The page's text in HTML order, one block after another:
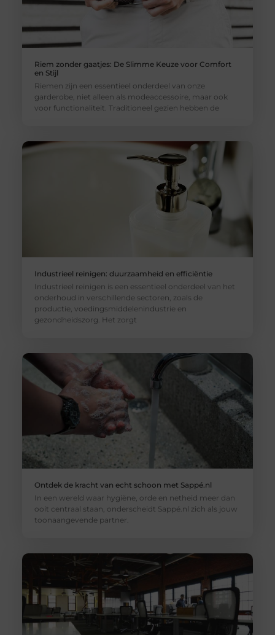
Riem zonder gaatjes: De Slimme Keuze voor Comfort
en Stijl
Riemen zijn een essentieel onderdeel van onze
garderobe, niet alleen als modeaccessoire, maar ook
voor functionaliteit. Traditioneel gezien hebben de
Industrieel reinigen: duurzaamheid en efficiëntie
Industrieel reinigen is een essentieel onderdeel van het
onderhoud in verschillende sectoren, zoals de
productie, voedingsmiddelenindustrie en
gezondheidszorg. Het zorgt
Ontdek de kracht van echt schoon met Sappé.nl
In een wereld waar hygiëne, orde en netheid meer dan
ooit centraal staan, onderscheidt Sappé.nl zich als jouw
toonaangevende partner.